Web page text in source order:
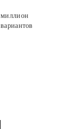
миллион
вариантов